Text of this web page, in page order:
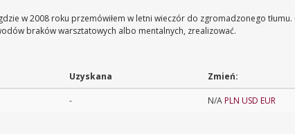
w 2008 roku przemówiłem w letni wieczór do zgromadzonego tłumu.
braków warsztatowych albo mentalnych, zrealizować.
Uzyskana Zmień:
- N/APLN USD EUR